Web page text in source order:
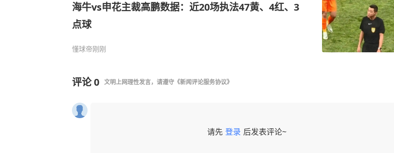
海牛vs申花主裁高鹏数据：近20场执法47黄、4红、3
点球
懂球帝刚刚
评论0 文明上网理性发言，请遵守 《新闻评论服务协议》
请先 登录 后发表评论~